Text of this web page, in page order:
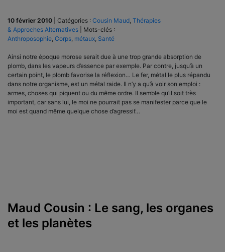
10 février 2010 Catégories : Cousin Maud, Thérapies
& Approches Alternatives
Mots-clés :
Anthroposophie, Corps, métaux, Santé
Ainsi notre époque morose serait due à une trop grande absorption de
plomb, dans les vapeurs d’essence par exemple. Par contre, jusqu’à un
certain point, le plomb favorise la réflexion… Le fer, métal le plus répandu
dans notre organisme, est un métal raide. Il n’y a qu’à voir son emploi :
armes, choses qui piquent ou du même ordre. Il semble qu’il soit très
important, car sans lui, le moi ne pourrait pas se manifester parce que le
moi est quand même quelque chose d’agressif…
Maud Cousin : Le sang, les organes
et les planètes